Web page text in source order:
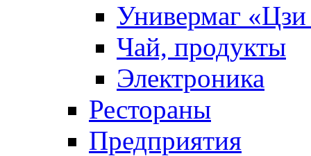
Универмаг
Чай, продукты
Электроника
Рестораны
Предприятия